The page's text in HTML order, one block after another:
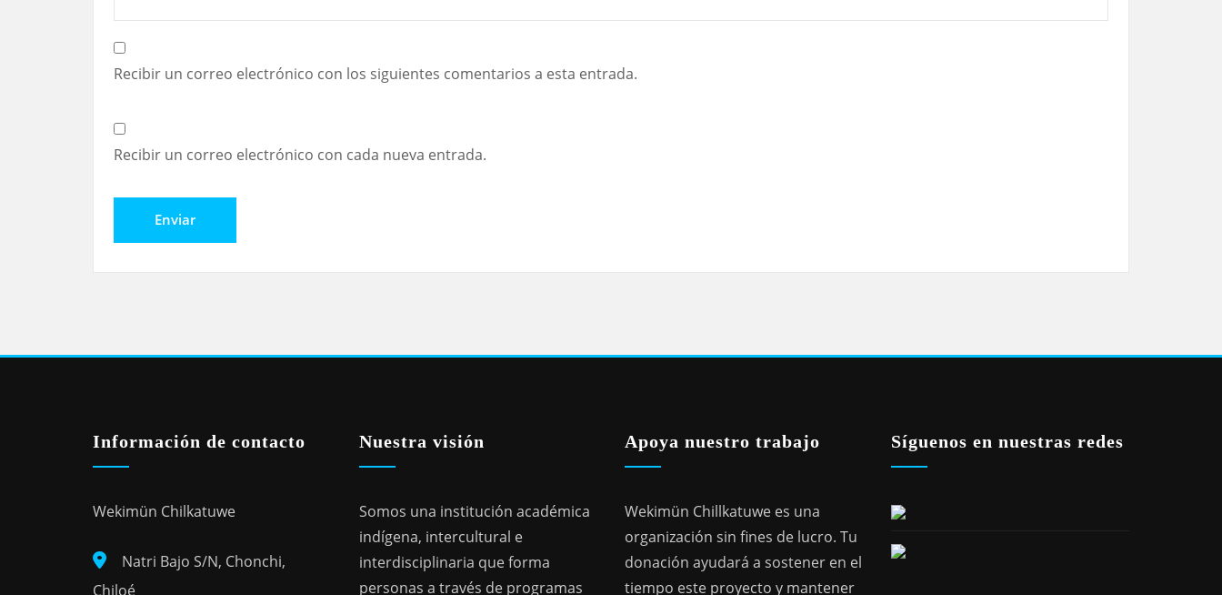
Recibir un correo electrónico con los siguientes comentarios a esta entrada.
Recibir un correo electrónico con cada nueva entrada.
Información de contacto
Wekimün Chilkatuwe
Natri Bajo S/N, Chonchi,
Chiloé
Nuestra visión
Somos una institución académica
indígena, intercultural e
interdisciplinaria que forma
personas a través de programas
Apoya nuestro trabajo
Wekimün Chillkatuwe es una
organización sin fines de lucro. Tu
donación ayudará a sostener en el
tiempo este proyecto y mantener
Síguenos en nuestras redes